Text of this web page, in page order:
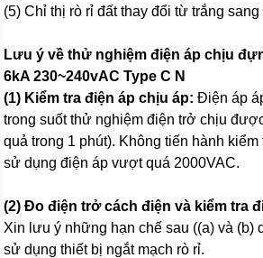
(5) Chỉ thị rò rỉ đất thay đổi từ trắng sang
Lưu ý về thử nghiệm điện áp chịu
6kA 230~240vAC Type C N
(1) Kiểm tra điện áp chịu áp: Điện áp
trong suốt thử nghiệm điện trở chịu
quả trong 1 phút). Không tiến hành
sử dụng điện áp vượt quá 2000VAC.
(2) Đo điện trở cách điện và kiểm tra
Xin lưu ý những hạn chế sau ((a) và (b)
sử dụng thiết bị ngắt mạch rò rỉ.